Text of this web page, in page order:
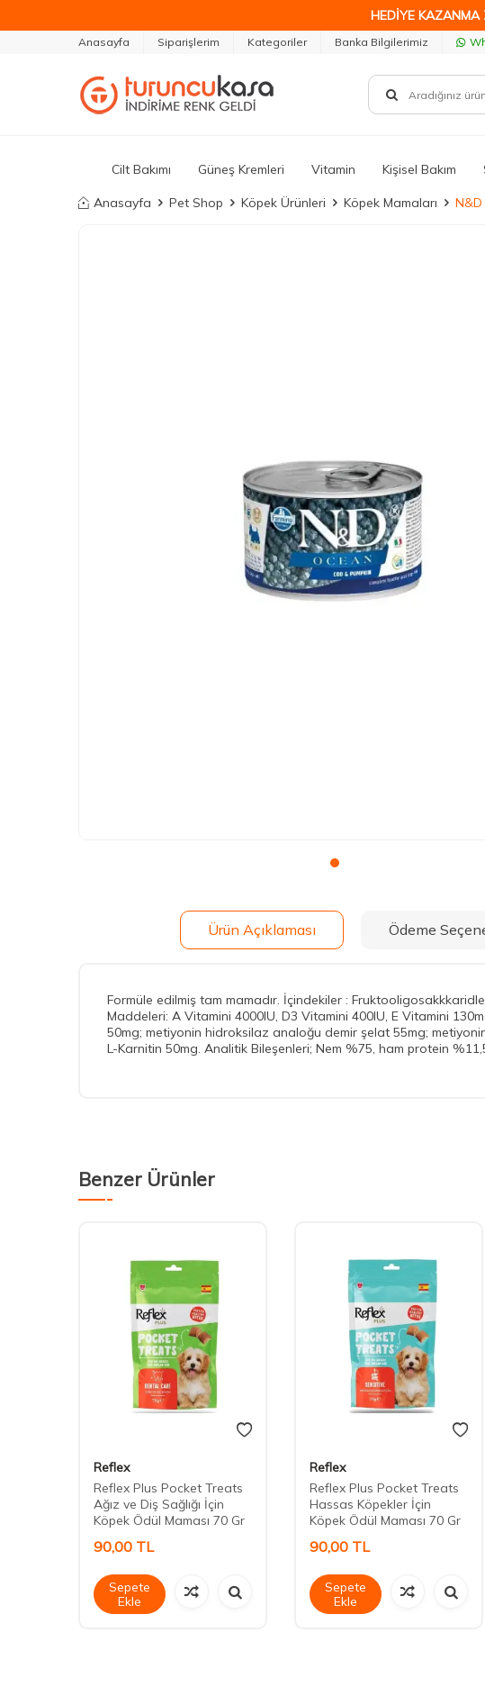
HEDİYE KAZANMA
Anasayfa Siparişlerim Kategoriler Banka Bilgilerimiz
Cilt Bakımı Güneş Kremleri Vitamin Kişisel Bakım
Anasayfa Pet Shop Köpek Ürünleri Köpek Mamaları N&D
Ürün Açıklaması Ödeme
Formüle edilmiş tam mamadır. İçindekiler :
Maddeleri: A Vitamini 4000IU, D3 Vitamini 400IU, E Vitamini
50mg; metiyonin hidroksilaz analoğu demir şelat 55mg;
L-Karnitin 50mg. Analitik Bileşenleri; Nem %75, ham protein
Benzer Ürünler
Reflex
Reflex Plus Pocket Treats
Ağız ve Diş Sağlığı İçin
Köpek Ödül Maması 70 Gr
90,00 TL
Sepete
Ekle
Reflex
Reflex Plus Pocket Treats
Hassas Köpekler İçin
Köpek Ödül Maması 70 Gr
90,00 TL
Sepete
Ekle